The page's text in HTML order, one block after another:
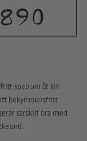
spelrum åt sin
bekymmersfritt
särskilt bra med